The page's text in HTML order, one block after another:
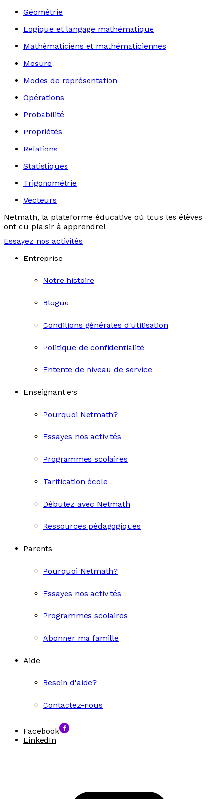
Géométrie
Logique et langage mathématique
Mathématiciens et mathématiciennes
Mesure
Modes de représentation
Opérations
Probabilité
Propriétés
Relations
Statistiques
Trigonométrie
Vecteurs
Netmath, la plateforme éducative où tous les élèves
ont du plaisir à apprendre!
Essayez nos activités
Entreprise
Notre histoire
Blogue
Conditions générales d'utilisation
Politique de confidentialité
Entente de niveau de service
Enseignant·e·s
Pourquoi Netmath?
Essayes nos activités
Programmes scolaires
Tarification école
Débutez avec Netmath
Ressources pédagogiques
Parents
Pourquoi Netmath?
Essayes nos activités
Programmes scolaires
Abonner ma famille
Aide
Besoin d'aide?
Contactez-nous
Facebook
LinkedIn